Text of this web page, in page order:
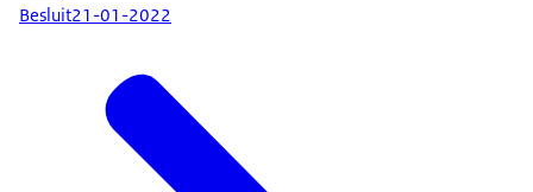
Besluit21-01-2022